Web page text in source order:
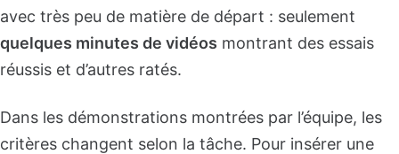
avec très peu de matière de départ : seulement
quelques minutes de vidéos montrant des essais
réussis et d’autres ratés.
Dans les démonstrations montrées par l’équipe, les
critères changent selon la tâche. Pour insérer une